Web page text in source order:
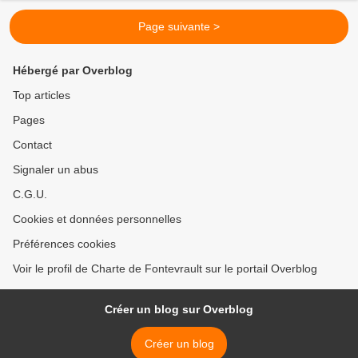
Page suivante >
Hébergé par Overblog
Top articles
Pages
Contact
Signaler un abus
C.G.U.
Cookies et données personnelles
Préférences cookies
Voir le profil de Charte de Fontevrault sur le portail Overblog
Créer un blog sur Overblog
Créer un blog